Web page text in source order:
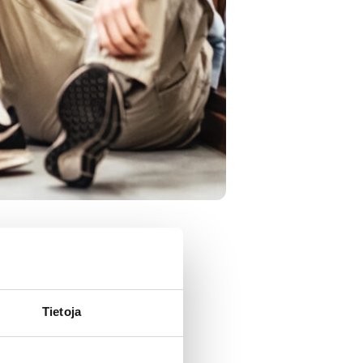
Tietoja
hyvä me-henki
taitoaineiden